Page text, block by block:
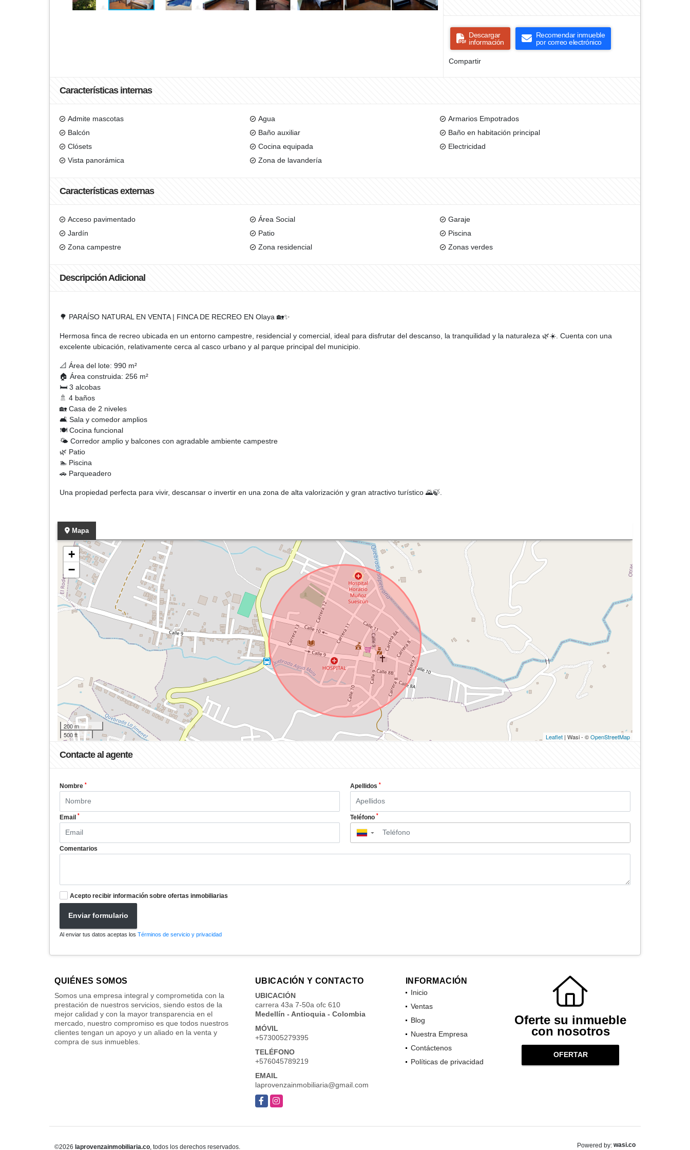
Descargar
información
Recomendar inmueble
por correo electrónico
Compartir
Características internas
Admite mascotas Agua
Armarios Empotrados
Balcón
Baño auxiliar
Baño en habitación principal
Clósets
Cocina equipada
Electricidad
Vista panorámica
Zona de lavandería
Características externas
Acceso pavimentado Área Social
Garaje
Jardín
Patio
Piscina
Zona campestre
Zona residencial Zonas verdes
Descripción Adicional
🌳 PARAÍSO NATURAL EN VENTA | FINCA DE RECREO EN Olaya 🏡✨
Hermosa finca de recreo ubicada en un entorno campestre, residencial y comercial, ideal para disfrutar del descanso, la tranquilidad y la naturaleza 🌿☀️. Cuenta con una
excelente ubicación, relativamente cerca al casco urbano y al parque principal del municipio.
📐 Área del lote: 990 m²
🏠 Área construida: 256 m²
🛏️ 3 alcobas
🚿 4 baños
🏡 Casa de 2 niveles
🛋️ Sala y comedor amplios
🍽️ Cocina funcional
🌤️ Corredor amplio y balcones con agradable ambiente campestre
🌿 Patio
🏊 Piscina
🚗 Parqueadero
Una propiedad perfecta para vivir, descansar o invertir en una zona de alta valorización y gran atractivo turístico 🌄🍃.
Mapa
+
−
200 m
500 ft
Leaflet | Wasi - ©OpenStreetMap
Contacte al agente
Nombre * Apellidos *
Email * Teléfono *
▼
Comentarios
Acepto recibir información sobre ofertas inmobiliarias
Enviar formulario
Al enviar tus datos aceptas los Términos de servicio y privacidad
QUIÉNES SOMOS
Somos una empresa integral y comprometida con la
prestación de nuestros servicios, siendo estos de la
mejor calidad y con la mayor transparencia en el
mercado, nuestro compromiso es que todos nuestros
clientes tengan un apoyo y un aliado en la venta y
compra de sus inmuebles.
UBICACIÓN Y CONTACTO
UBICACIÓN
carrera 43a 7-50a ofc 610
Medellín - Antioquia - Colombia
MÓVIL
+573005279395
TELÉFONO
+576045789219
EMAIL
laprovenzainmobiliaria@gmail.com
FacebookInstagram
INFORMACIÓN
Inicio
Ventas
Blog
Nuestra Empresa
Contáctenos
Políticas de privacidad
Oferte su inmueble
con nosotros
OFERTAR
©2026 laprovenzainmobiliaria.co, todos los derechos reservados. Powered by: wasi.co